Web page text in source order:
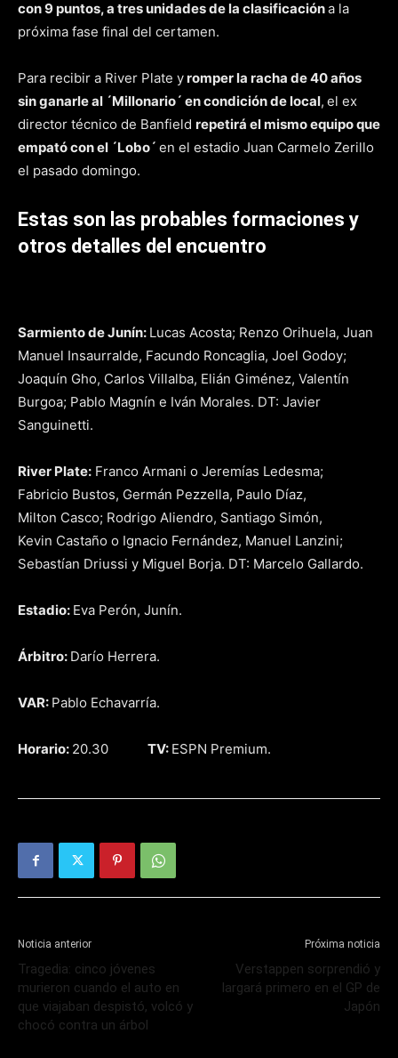
con 9 puntos, a tres unidades de la clasificacióna la
próxima fase final del certamen.
Para recibir a River Plate yromper la racha de 40 años
sin ganarle al ´Millonario´ en condición de local, el ex
director técnico de Banfield repetirá el mismo equipo que
empató con el ´Lobo´ en el estadio Juan Carmelo Zerillo
el pasado domingo.
Estas son las probables formaciones y
otros detalles del encuentro
Sarmiento de Junín: Lucas Acosta; Renzo Orihuela, Juan
Manuel Insaurralde, Facundo Roncaglia, Joel Godoy;
Joaquín Gho, Carlos Villalba, Elián Giménez, Valentín
Burgoa; Pablo Magnín e Iván Morales. DT: Javier
Sanguinetti.
River Plate: Franco Armani o Jeremías Ledesma;
Fabricio Bustos, Germán Pezzella, Paulo Díaz,
Milton Casco; Rodrigo Aliendro, Santiago Simón,
Kevin Castaño o Ignacio Fernández, Manuel Lanzini;
Sebastían Driussi y Miguel Borja. DT: Marcelo Gallardo.
Estadio: Eva Perón, Junín.
Árbitro: Darío Herrera.
VAR: Pablo Echavarría.
Horario: 20.30 TV: ESPN Premium.
Noticia anterior
Tragedia: cinco jóvenes
murieron cuando el auto en
que viajaban despistó, volcó y
chocó contra un árbol
Próxima noticia
Verstappen sorprendió y
largará primero en el GP de
Japón